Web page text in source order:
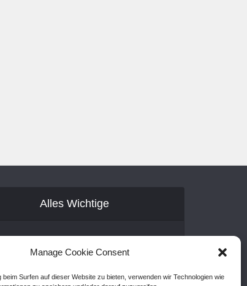
Manage Cookie Consent
beim Surfen auf dieser Website zu bieten, verwenden wir Technologien wie
Alles Wichtige